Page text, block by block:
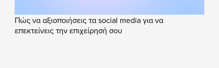
Πώς να αξιοποιήσεις τα social media για να
επεκτείνεις την επιχείρησή σου